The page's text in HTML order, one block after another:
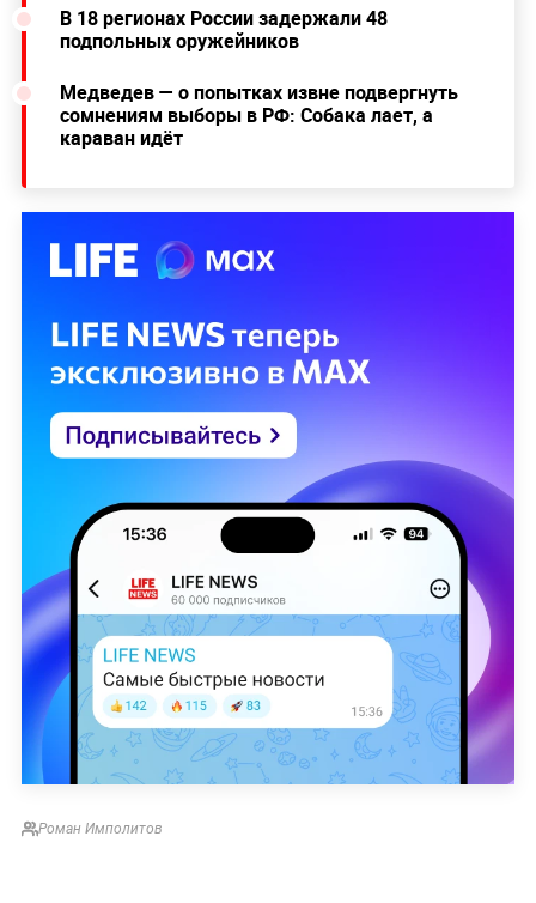
В 18 регионах России задержали 48
подпольных оружейников
Медведев — о попытках извне подвергнуть
сомнениям выборы в РФ: Собака лает, а
караван идёт
Роман Имполитов